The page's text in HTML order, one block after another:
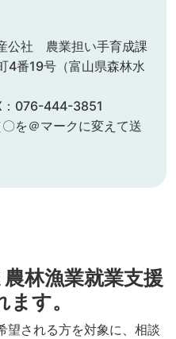
公社 農業担い手育成課
4番19号（富山県森林水
076-444-3851
を＠マークに変えて送
林漁業就業支援
す。
望される方を対象に、相談